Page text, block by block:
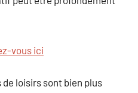
vous ici
loisirs sont bien plus